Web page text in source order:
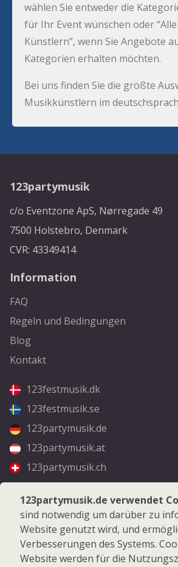
wählen Sie entweder die
für Ihr Event wünschen oder
Künstlern”, wenn Sie Angebote
Kategorien erhalten möchten.
Bei uns finden Sie die größte
Musikkünstlern im
123partymusik
c/o Eventzone ApS, Nørregade 49
7500 Holstebro, Denmark
CVR: 43349414
Information
FAQ
Regeln und Bedingungen
Blog
Kontakt
123festmusik.dk
123festmusik.se
123partymusik.de
123partymusik.at
123partymusik.ch
Folgen Sie uns
Facebook
Instagram
123partymusik.de verwendet
sind notwendig um darüber zu
Website genutzt wird, und
Verbesserungen des Systems.
Website werden für die